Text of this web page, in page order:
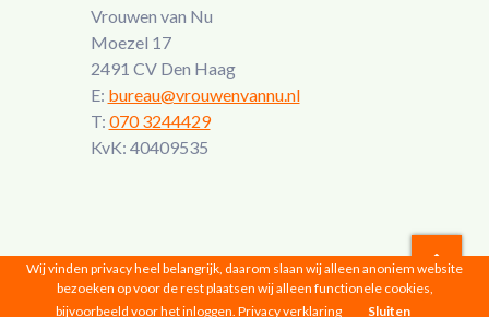
Vrouwen van Nu
Moezel 17
2491 CV Den Haag
E: bureau@vrouwenvannu.nl
T: 070 3244429
KvK: 40409535
Vrouwen van Nu © 2026 |Privacyverklaring
Wij vinden privacy heel belangrijk, daarom slaan wij alleen anoniem website
bezoeken op voor de rest plaatsen wij alleen functionele cookies,
bijvoorbeeld voor het inloggen. Privacy verklaring Sluiten